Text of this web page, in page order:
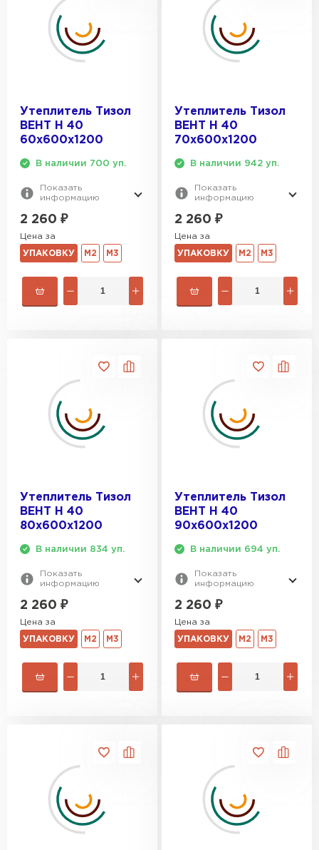
Утеплитель Тизол
ВЕНТ Н 40
60х600х1200
В наличии 700 уп.
Показать
информацию
2 260 ₽
Цена за
УПАКОВКУ М2 М3
Утеплитель Тизол
ВЕНТ Н 40
70х600х1200
В наличии 942 уп.
Показать
информацию
2 260 ₽
Цена за
УПАКОВКУ М2 М3
Утеплитель Тизол
ВЕНТ Н 40
80х600х1200
В наличии 834 уп.
Показать
информацию
2 260 ₽
Цена за
УПАКОВКУ М2 М3
Утеплитель Тизол
ВЕНТ Н 40
90х600х1200
В наличии 694 уп.
Показать
информацию
2 260 ₽
Цена за
УПАКОВКУ М2 М3